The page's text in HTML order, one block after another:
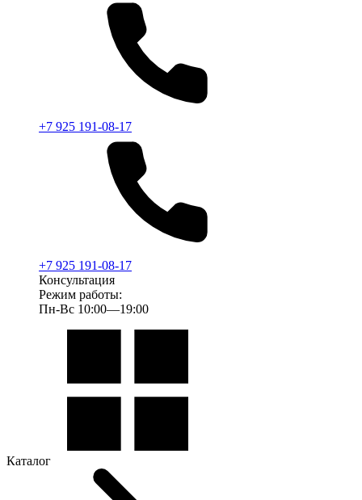
+7 925 191-08-17
+7 925 191-08-17
Консультация
Режим работы:
Пн-Вс 10:00—19:00
Каталог